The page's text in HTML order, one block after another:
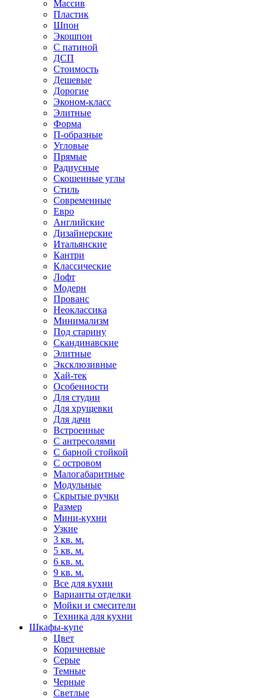
Массив
Пластик
Шпон
Экошпон
С патиной
ДСП
Стоимость
Дешевые
Дорогие
Эконом-класс
Элитные
Форма
П-образные
Угловые
Прямые
Радиусные
Скошенные углы
Стиль
Современные
Евро
Английские
Дизайнерские
Итальянские
Кантри
Классические
Лофт
Модерн
Прованс
Неоклассика
Минимализм
Под старину
Скандинавские
Элитные
Эксклюзивные
Хай-тек
Особенности
Для студии
Для хрущевки
Для дачи
Встроенные
С антресолями
С барной стойкой
С островом
Малогабаритные
Модульные
Скрытые ручки
Размер
Мини-кухни
Узкие
3 кв. м.
5 кв. м.
6 кв. м.
9 кв. м.
Все для кухни
Варианты отделки
Мойки и смесители
Техника для кухни
Шкафы-купе
Цвет
Коричневые
Серые
Темные
Черные
Светлые